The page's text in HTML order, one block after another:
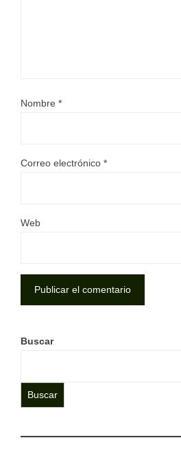
Nombre *
Correo electrónico *
Web
Buscar
Buscar